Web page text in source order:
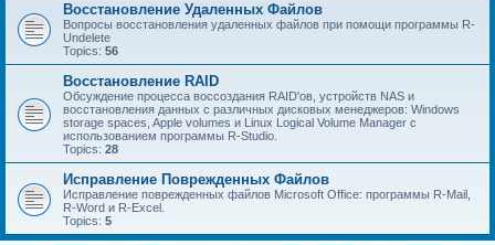
Восстановление Удаленных Файлов
Вопросы восстановления удаленных файлов при помощи программы R-
Undelete
Topics: 56
Восстановление RAID
Обсуждение процесса воссоздания RAID'ов, устройств NAS и
восстановления данных с различных дисковых менеджеров: Windows
storage spaces, Apple volumes и Linux Logical Volume Manager с
использованием программы R-Studio.
Topics: 28
Исправление Поврежденных Файлов
Исправление поврежденных файлов Microsoft Office: программы R-Mail,
R-Word и R-Excel.
Topics: 5